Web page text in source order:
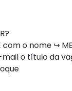
com o nome ↪
mail o título da